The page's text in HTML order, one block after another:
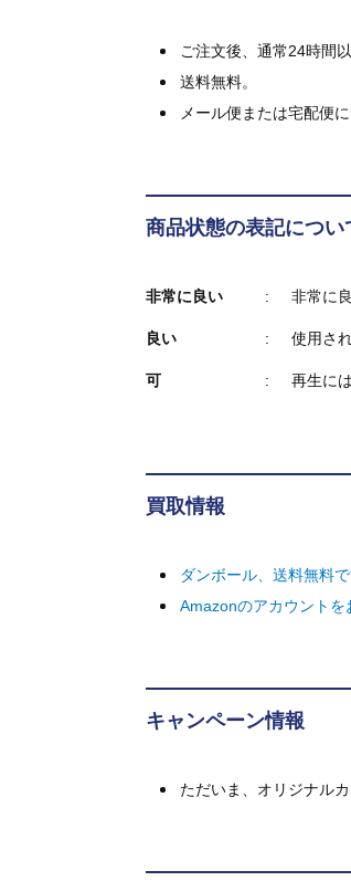
ご注文後、通常24時間
送料無料。
メール便または宅配便
商品状態の表記につい
非常に良い 非常に
良い 使用さ
可 再生に
買取情報
ダンボール、送料無料
Amazonのアカウントを
キャンペーン情報
ただいま、オリジナル